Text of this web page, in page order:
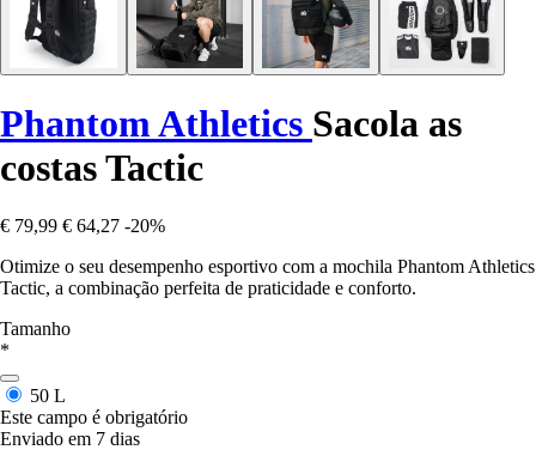
Phantom Athletics Sacola as
costas Tactic
€ 79,99 € 64,27 -20%
Otimize o seu desempenho esportivo com a mochila Phantom Athletics
Tactic, a combinação perfeita de praticidade e conforto.
Tamanho
*
50 L
Este campo é obrigatório
Enviado em 7 dias